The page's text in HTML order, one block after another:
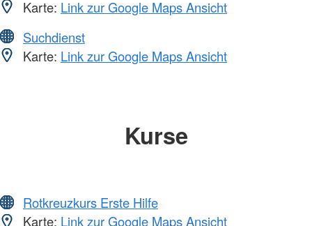
Karte: Link zur Google Maps Ansicht
Suchdienst
Karte: Link zur Google Maps Ansicht
Kurse
Rotkreuzkurs Erste Hilfe
Karte: Link zur Google Maps Ansicht